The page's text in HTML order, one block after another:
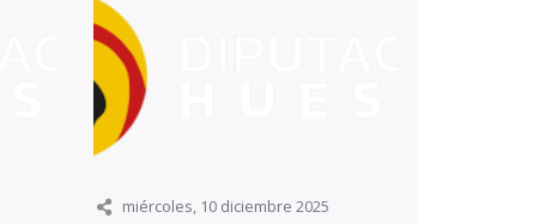
miércoles, 10 diciembre 2025